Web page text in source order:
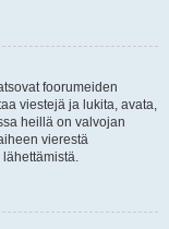
foorumeiden
viestejä ja lukita, avata,
heillä on valvojan
vierestä